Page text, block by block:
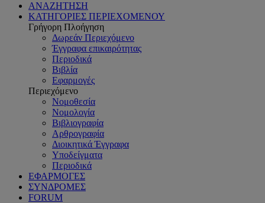
ΑΝΑΖΗΤΗΣΗ
ΚΑΤΗΓΟΡΙΕΣ ΠΕΡΙΕΧΟΜΕΝΟΥ
Γρήγορη Πλοήγηση
Δωρεάν Περιεχόμενο
Έγγραφα επικαιρότητας
Περιοδικά
Βιβλία
Εφαρμογές
Περιεχόμενο
Νομοθεσία
Νομολογία
Βιβλιογραφία
Αρθρογραφία
Διοικητικά Έγγραφα
Υποδείγματα
Περιοδικά
ΕΦΑΡΜΟΓΕΣ
ΣΥΝΔΡΟΜΕΣ
FORUM